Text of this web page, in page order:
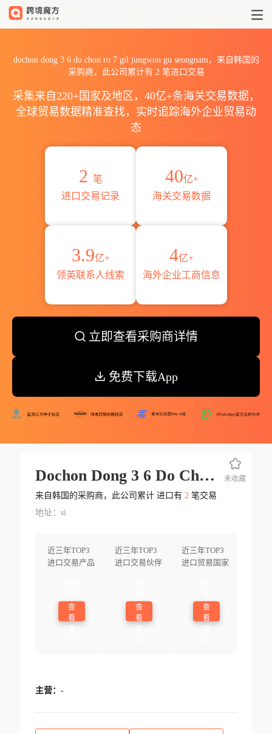
dochon dong 3 6 do chon ro 7 gil jungwon gu seongnam，来自韩国的
采购商，此公司累计有 2笔进口交易
采集来自220+国家及地区，40亿+条海关交易数据，
全球贸易数据精准查找，实时追踪海外企业贸易动
态
2 笔
进口交易记录
40亿+
海关交易数据
3.9亿+
领英联系人线索
4亿+
海外企业工商信息
立即查看采购商详情
免费下载App
Dochon Dong 3 6 Do Chon Ro 7 Gil Jungwon Gu Seongnam
来自韩国的采购商，此公司累计 进口有 2笔交易
地址：si
近三年TOP3
进口交易产品
查
看
近三年TOP3
进口交易伙伴
查
看
近三年TOP3
进口贸易国家
查
看
未收藏
主营： -